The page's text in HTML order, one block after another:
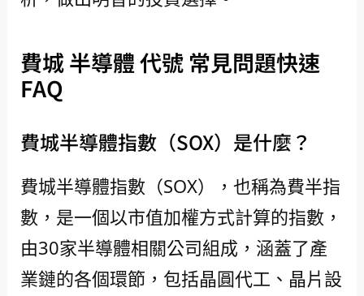
費城 半導體 代號 常見問題快速
FAQ
費城半導體指數（SOX）是什麼？
費城半導體指數（SOX），也稱為費半指
數，是一個以市值加權方式計算的指數，
由30家半導體相關公司組成，涵蓋了產
業鏈的各個環節，包括晶圓代工、晶片設